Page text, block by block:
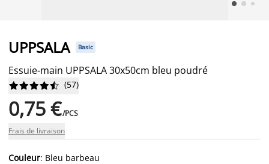
UPPSALA Basic
Essuie-main UPPSALA 30x50cm bleu poudré





 (57)
0,75 €/PCS
Frais de livraison
Couleur: Bleu barbeau